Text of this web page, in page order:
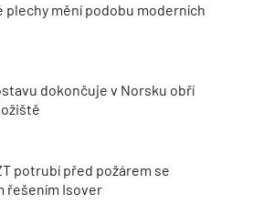
plechy mění podobu moderních
dokončuje v Norsku obří
potrubí před požárem se
řešením Isover